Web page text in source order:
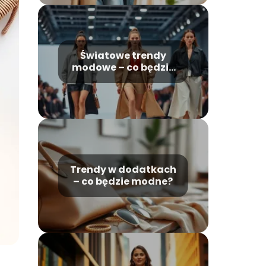
Światowe trendy
modowe – co będzie
modne w
najbliższych latach?
Trendy w dodatkach
– co będzie modne?